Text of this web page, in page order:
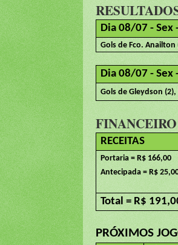
Dia 08/07 - Sex
Gols de Fco. Anailton
Dia 08/07 - Sex
Gols de Gleydson
FINANCEIRO
RECEITAS
Portaria = R$ 166,00
Antecipada = R$
Total = R$
PRÓXIMOS